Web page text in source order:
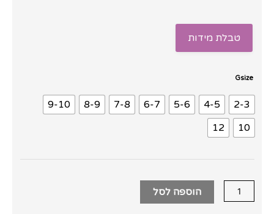
טבלת מידות
Gsize
2-3
4-5
5-6
6-7
7-8
8-9
9-10
10
12
כמות
שמלת
מעיל
כחול
הוספה לסל